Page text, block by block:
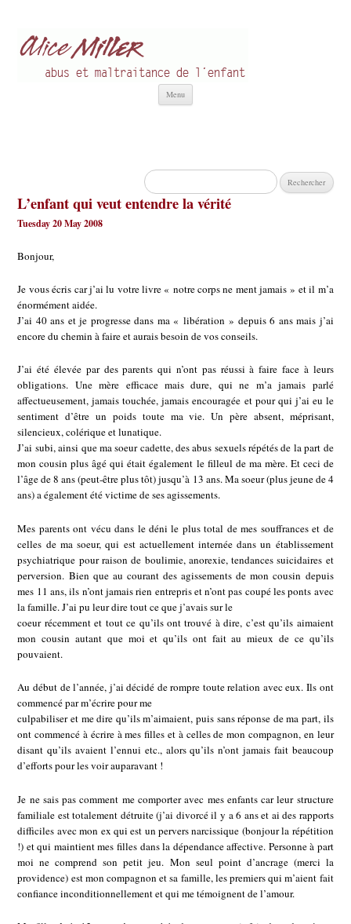
Menu
Rechercher :
L’enfant qui veut entendre la vérité
Tuesday 20 May 2008
Bonjour,
Je vous écris car j’ai lu votre livre « notre corps ne ment jamais » et il m’a
énormément aidée.
J’ai 40 ans et je progresse dans ma « libération » depuis 6 ans mais j’ai
encore du chemin à faire et aurais besoin de vos conseils.
J’ai été élevée par des parents qui n’ont pas réussi à faire face à leurs
obligations. Une mère efficace mais dure, qui ne m’a jamais parlé
affectueusement, jamais touchée, jamais encouragée et pour qui j’ai eu le
sentiment d’être un poids toute ma vie. Un père absent, méprisant,
silencieux, colérique et lunatique.
J’ai subi, ainsi que ma soeur cadette, des abus sexuels répétés de la part de
mon cousin plus âgé qui était également le filleul de ma mère. Et ceci de
l’âge de 8 ans (peut-être plus tôt) jusqu’à 13 ans. Ma soeur (plus jeune de 4
ans) a également été victime de ses agissements.
Mes parents ont vécu dans le déni le plus total de mes souffrances et de
celles de ma soeur, qui est actuellement internée dans un établissement
psychiatrique pour raison de boulimie, anorexie, tendances suicidaires et
perversion. Bien que au courant des agissements de mon cousin depuis
mes 11 ans, ils n’ont jamais rien entrepris et n’ont pas coupé les ponts avec
la famille. J’ai pu leur dire tout ce que j’avais sur le
coeur récemment et tout ce qu’ils ont trouvé à dire, c’est qu’ils aimaient
mon cousin autant que moi et qu’ils ont fait au mieux de ce qu’ils
pouvaient.
Au début de l’année, j’ai décidé de rompre toute relation avec eux. Ils ont
commencé par m’écrire pour me
culpabiliser et me dire qu’ils m’aimaient, puis sans réponse de ma part, ils
ont commencé à écrire à mes filles et à celles de mon compagnon, en leur
disant qu’ils avaient l’ennui etc., alors qu’ils n’ont jamais fait beaucoup
d’efforts pour les voir auparavant !
Je ne sais pas comment me comporter avec mes enfants car leur structure
familiale est totalement détruite (j’ai divorcé il y a 6 ans et ai des rapports
difficiles avec mon ex qui est un pervers narcissique (bonjour la répétition
!) et qui maintient mes filles dans la dépendance affective. Personne à part
moi ne comprend son petit jeu. Mon seul point d’ancrage (merci la
providence) est mon compagnon et sa famille, les premiers qui m’aient fait
confiance inconditionnellement et qui me témoignent de l’amour.